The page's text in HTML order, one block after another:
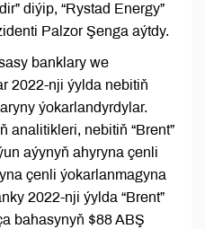
diýip, “Rystad Energy”
Palzor Şenga aýtdy.
banklary we
2022-nji ýylda nebitiň
ýokarlandyrdylar.
analitikleri, nebitiň “Brent”
aýynyň ahyryna çenli
çenli ýokarlanmagyna
2022-nji ýylda “Brent”
bahasynyň $88 ABŞ